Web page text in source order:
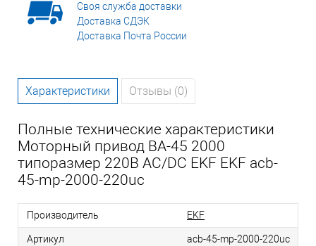
Своя служба доставки
Доставка СДЭК
Доставка Почта России
Характеристики Отзывы (0)
Полные технические характеристики
Моторный привод ВА-45 2000
типоразмер 220В AC/DC EKF EKF acb-
45-mp-2000-220uc
Производитель EKF
Артикул acb-45-mp-2000-220uc